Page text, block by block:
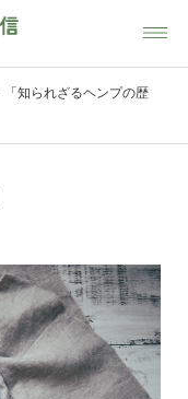
「知られざるヘンプの歴